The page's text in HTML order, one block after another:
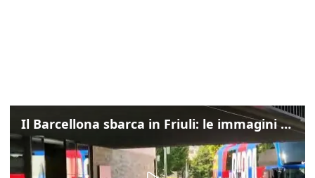
Il Barcellona sbarca in Friuli: le immagini dell'arrivo in albergo